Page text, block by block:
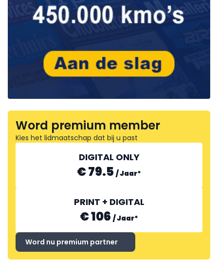
Word premium member
Kies het lidmaatschap dat bij u past
DIGITAL ONLY
€ 79.5 /Jaar*
PRINT + DIGITAL
€ 106 /Jaar*
Word nu premium partner